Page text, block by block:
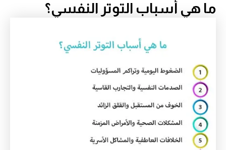
ما هي أسباب التوتر النفسي؟